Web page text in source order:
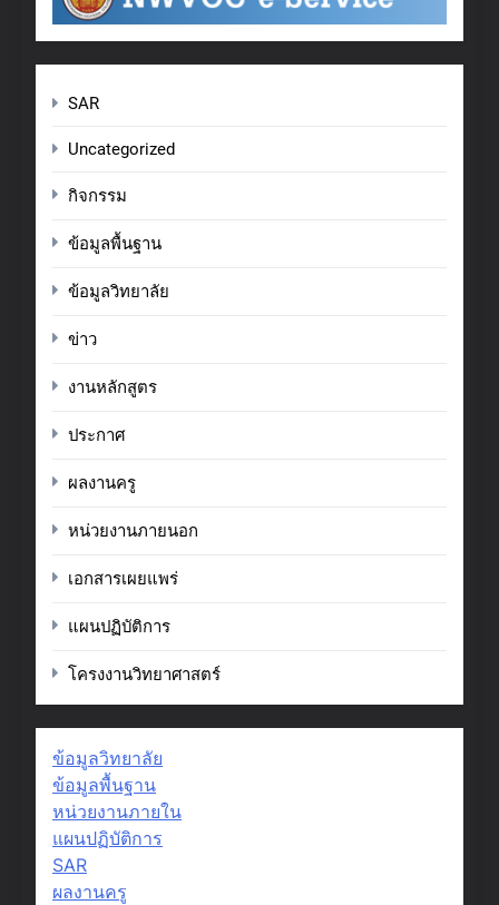
SAR
Uncategorized
กิจกรรม
ข้อมูลพื้นฐาน
ข้อมูลวิทยาลัย
ข่าว
งานหลักสูตร
ประกาศ
ผลงานครู
หน่วยงานภายนอก
เอกสารเผยแพร่
แผนปฏิบัติการ
โครงงานวิทยาศาสตร์
ข้อมูลวิทยาลัย
ข้อมูลพื้นฐาน
หน่วยงานภายใน
แผนปฏิบัติการ
SAR
ผลงานครู